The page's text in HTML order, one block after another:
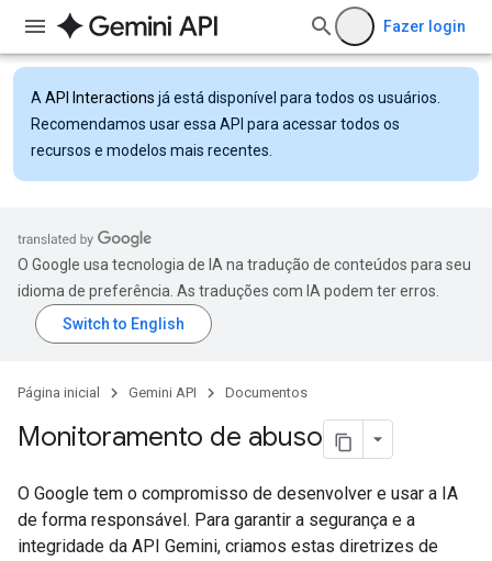
Fazer login
A API Interactions já está disponível para todos os usuários.
Recomendamos usar essa API para acessar todos os
recursos e modelos mais recentes.
O Google usa tecnologia de IA na tradução de conteúdos para seu
idioma de preferência. As traduções com IA podem ter erros.
Página inicial Gemini API Documentos
Monitoramento de abuso
O Google tem o compromisso de desenvolver e usar a IA
de forma responsável. Para garantir a segurança e a
integridade da API Gemini, criamos estas diretrizes de